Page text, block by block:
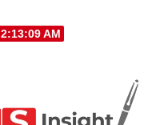
2:13:09 AM